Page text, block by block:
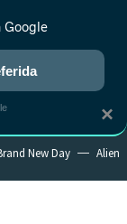
RANKINGS CINE
New Day Alien
×
Google